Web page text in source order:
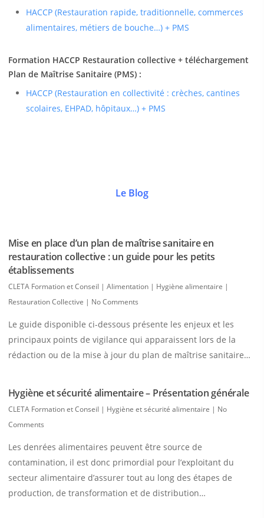
HACCP (Restauration rapide, traditionnelle, commerces
alimentaires, métiers de bouche…) + PMS
Formation HACCP Restauration collective + téléchargement
Plan de Maîtrise Sanitaire (PMS) :
HACCP (Restauration en collectivité : crèches, cantines
scolaires, EHPAD, hôpitaux…) + PMS
Le Blog
Mise en place d’un plan de maîtrise sanitaire en
restauration collective : un guide pour les petits
établissements
CLETA Formation et Conseil | Alimentation | Hygiène alimentaire |
Restauration Collective | No Comments
Le guide disponible ci-dessous présente les enjeux et les
principaux points de vigilance qui apparaissent lors de la
rédaction ou de la mise à jour du plan de maîtrise sanitaire…
Hygiène et sécurité alimentaire – Présentation générale
CLETA Formation et Conseil | Hygiène et sécurité alimentaire | No
Comments
Les denrées alimentaires peuvent être source de
contamination, il est donc primordial pour l’exploitant du
secteur alimentaire d’assurer tout au long des étapes de
production, de transformation et de distribution…